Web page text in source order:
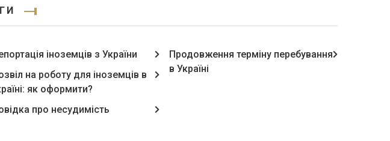
іноземців з України
на роботу для іноземців в
як оформити?
про несудимість
Продовження терміну перебування
в Україні